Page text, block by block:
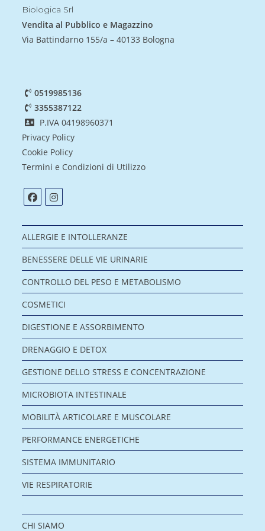
Biologica Srl
Vendita al Pubblico e Magazzino
Via Battindarno 155/a – 40133 Bologna
0519985136
3355387122
P.IVA 04198960371
Privacy Policy
Cookie Policy
Termini e Condizioni di Utilizzo
ALLERGIE E INTOLLERANZE
BENESSERE DELLE VIE URINARIE
CONTROLLO DEL PESO E METABOLISMO
COSMETICI
DIGESTIONE E ASSORBIMENTO
DRENAGGIO E DETOX
GESTIONE DELLO STRESS E CONCENTRAZIONE
MICROBIOTA INTESTINALE
MOBILITÀ ARTICOLARE E MUSCOLARE
PERFORMANCE ENERGETICHE
SISTEMA IMMUNITARIO
VIE RESPIRATORIE
CHI SIAMO